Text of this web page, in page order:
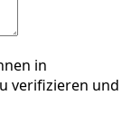
in
verifizieren und